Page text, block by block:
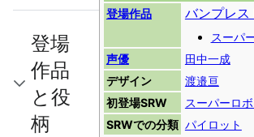
登場作品 バンプレス
スーパ
声優
田中一成
デザイン
渡邉亘
初登場SRW
スーパーロ
SRWでの分類 パイロット
登場
作品
と役
柄